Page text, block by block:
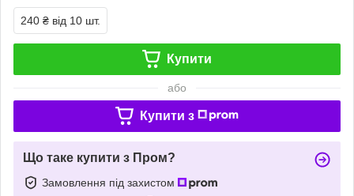
240 ₴ від 10 шт.
Купити
або
Купити з
Що таке купити з Пром?
Замовлення під захистом